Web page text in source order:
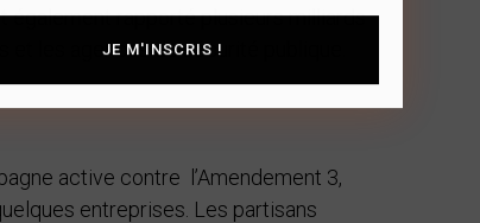
également rapporté plusieurs milliards
les agences de sécurité publique.
active contre l’Amendement 3,
entreprises. Les partisans